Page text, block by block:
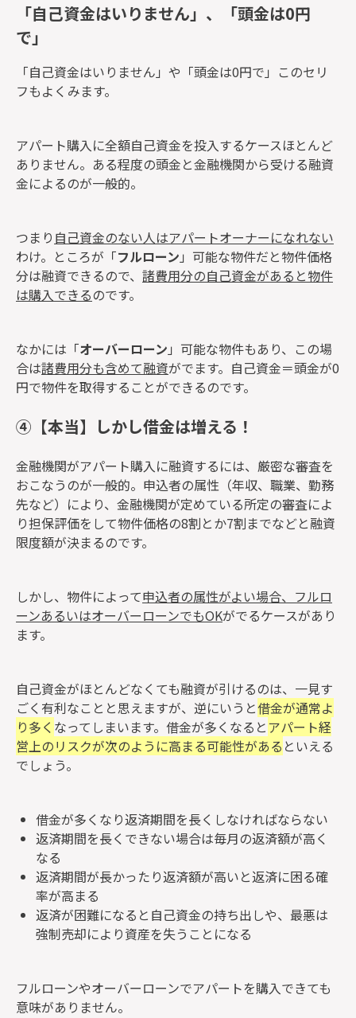
「自己資金はいりません」、「頭金は0円
で」
「自己資金はいりません」や「頭金は0円で」このセリ
フもよくみます。
アパート購入に全額自己資金を投入するケースほとんど
ありません。 ある程度の頭金と金融機関から受ける融資
金によるのが一般的。
つまり 自己資金のない人はアパートオーナーになれない
わけ。ところが「フルローン 」可能な物件だと物件価格
分は融資できるので、 諸費用分の自己資金があると物件
は購入できるのです。
なかには「オーバーローン 」可能な物件もあり、この場
合は諸費用分も含めて融資がでます。 自己資金＝頭金が0
円で物件を取得することができるのです。
④【本当】しかし借金は増える！
金融機関がアパート購入に融資するには、厳密な審査を
おこなうのが一般的。申込者の属性（年収、職業、勤務
先など）により、金融機関が定めている所定の審査によ
り担保評価をして物件価格の8割とか7割までなどと融資
限度額が決まるのです。
しかし、物件によって申込者の属性がよい場合、フルロ
ーンあるいはオーバーローンでもOKがでるケースがあり
ます。
自己資金がほとんどなくても融資が引けるのは、一見す
ごく有利なことと思えますが、逆にいうと借金が通常よ
り多く なってしまいます。借金が多くなるとアパート経
営上のリスクが次のように高まる可能性がある といえる
でしょう。
借金が多くなり返済期間を長くしなければならない
返済期間を長くできない場合は毎月の返済額が高く
なる
返済期間が長かったり返済額が高いと返済に困る確
率が高まる
返済が困難になると自己資金の持ち出しや、最悪は
強制売却により資産を失うことになる
フルローンやオーバーローンでアパートを購入できても
意味がありません。